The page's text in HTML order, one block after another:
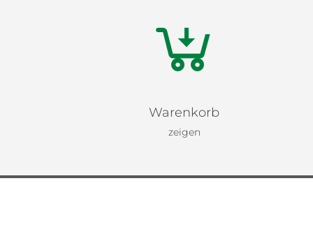
Warenkorb
zeigen